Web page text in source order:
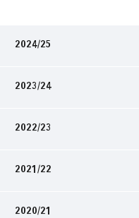
2024/25
2023/24
2022/23
2021/22
2020/21